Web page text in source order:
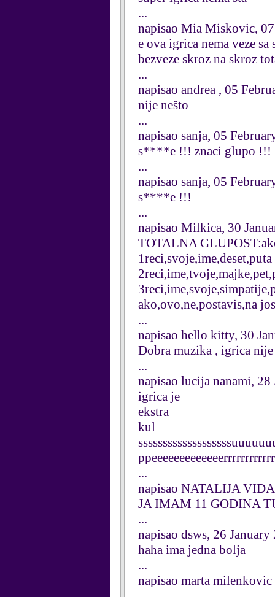
...
napisao Mia Miskovic,
e ova igrica nema veze
bezveze skroz na skroz
...
napisao andrea , 05
nije nešto
...
napisao sanja, 05
s****e !!! znaci glupo !!!
...
napisao sanja, 05
s****e !!!
...
napisao Milkica, 30
TOTALNA
1reci,svoje,ime,deset,puta
ako,ovo,ne,postavis,na
...
napisao hello kitty, 30
Dobra muzika , igrica
...
napisao lucija nanami, 28
igrica je
ekstra
kul
...
napisao NATALIJA
JA IMAM 11 GODINA
...
napisao dsws, 26 January
haha ima jedna bolja
...
napisao marta